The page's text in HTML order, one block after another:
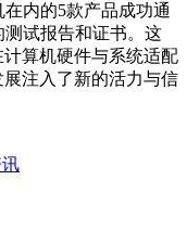
内的5款产品成功通
测试报告和证书。这
算机硬件与系统适配
注入了新的活力与信